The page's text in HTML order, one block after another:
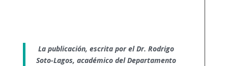
La publicación, escrita por el Dr. Rodrigo
Soto-Lagos, académico del Departamento